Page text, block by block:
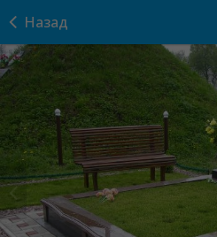
Назад
Prev